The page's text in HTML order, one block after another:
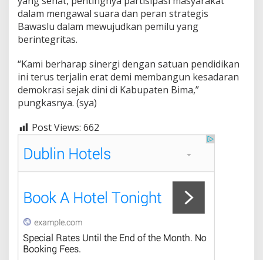
dalam mengawal suara dan peran strategis
Bawaslu dalam mewujudkan pemilu yang
berintegritas.
“Kami berharap sinergi dengan satuan pendidikan
ini terus terjalin erat demi membangun kesadaran
demokrasi sejak dini di Kabupaten Bima,”
pungkasnya. (sya)
Post Views: 662